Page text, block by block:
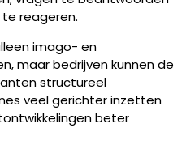
reageren.
imago- en
maar bedrijven kunnen de
structureel
veel gerichter inzetten
beter